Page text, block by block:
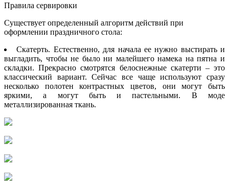
Правила сервировки
Существует определенный алгоритм действий при
оформлении праздничного стола:
Скатерть. Естественно, для начала ее нужно выстирать и
выгладить, чтобы не было ни малейшего намека на пятна и
складки. Прекрасно смотрятся белоснежные скатерти – это
классический вариант. Сейчас все чаще используют сразу
несколько полотен контрастных цветов, они могут быть
яркими, а могут быть и пастельными. В моде
металлизированная ткань.